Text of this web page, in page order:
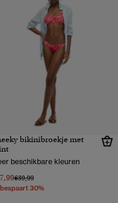
bikinibroekje met
beschikbare kleuren
Prijs verlaagd van
€39,99naar
30%